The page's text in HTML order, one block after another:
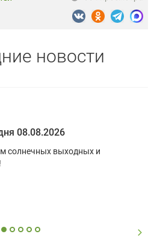
новости
08.08.2026
солнечных выходных и